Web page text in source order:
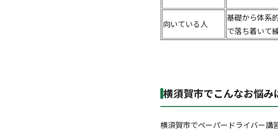
向いている人
基礎から体系
で落ち着いて
横須賀市でこんなお悩み
横須賀市でペーパードライバー講